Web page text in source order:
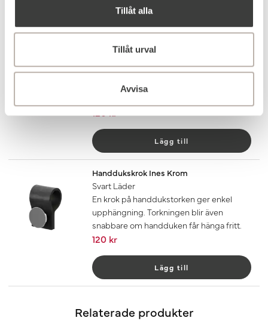
Tillåt alla
Tillåt urval
Avvisa
Handdukskrok Ines Krom
En krok på handdukstorken ger enkel
upphängning. Torkningen blir även
Lägg till
Handdukskrok Ines Krom
Svart Läder
En krok på handdukstorken ger enkel
upphängning. Torkningen blir även
snabbare om handduken får hänga fritt.
120 kr
Lägg till
Relaterade produkter